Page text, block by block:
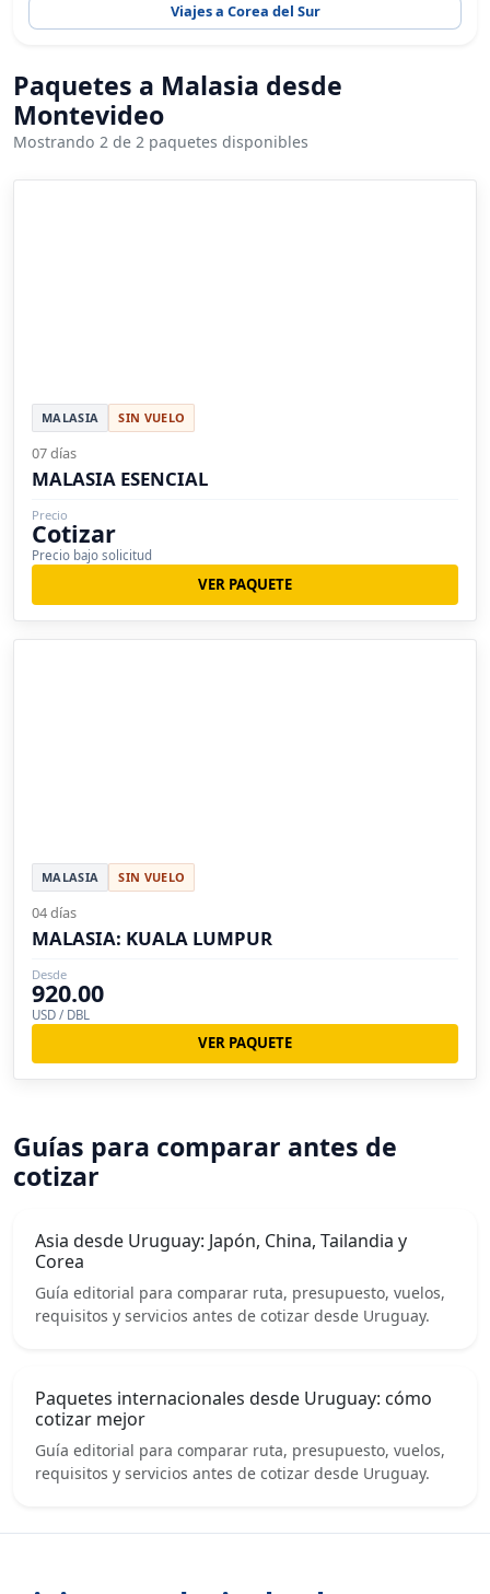
Viajes a Corea del Sur
Paquetes a Malasia desde
Montevideo
Mostrando 2 de 2 paquetes disponibles
MALASIA SIN VUELO
07 días
MALASIA ESENCIAL
Precio
Cotizar
Precio bajo solicitud
VER PAQUETE
MALASIA SIN VUELO
04 días
MALASIA: KUALA LUMPUR
Desde
920.00
USD / DBL
VER PAQUETE
Guías para comparar antes de
cotizar
Asia desde Uruguay: Japón, China, Tailandia y
Corea
Guía editorial para comparar ruta, presupuesto, vuelos,
requisitos y servicios antes de cotizar desde Uruguay.
Paquetes internacionales desde Uruguay: cómo
cotizar mejor
Guía editorial para comparar ruta, presupuesto, vuelos,
requisitos y servicios antes de cotizar desde Uruguay.